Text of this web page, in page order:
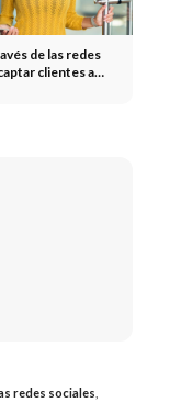
de las redes
clientes a
redes sociales